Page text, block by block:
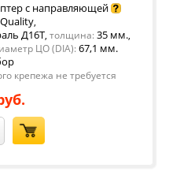
с направляющей
,
Д16Т, толщина: 35 мм.,
ЦО (DIA): 67,1 мм.
крепежа не требуется